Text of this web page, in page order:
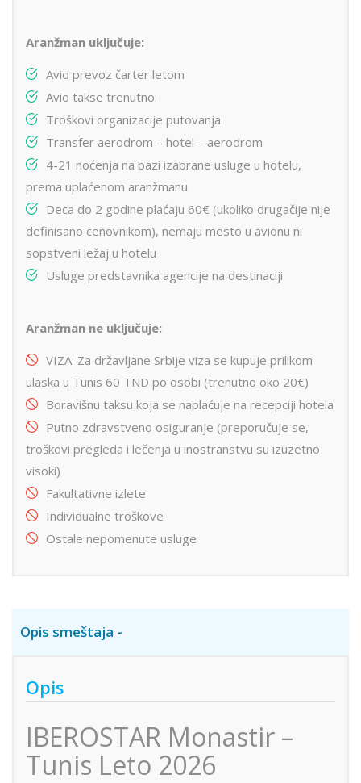
Aranžman uključuje:
Avio prevoz čarter letom
Avio takse trenutno:
Troškovi organizacije putovanja
Transfer aerodrom – hotel – aerodrom
4-21 noćenja na bazi izabrane usluge u hotelu,
prema uplaćenom aranžmanu
Deca do 2 godine plaćaju 60€ (ukoliko drugačije nije
definisano cenovnikom), nemaju mesto u avionu ni
sopstveni ležaj u hotelu
Usluge predstavnika agencije na destinaciji
Aranžman ne uključuje:
VIZA: Za državljane Srbije viza se kupuje prilikom
ulaska u Tunis 60 TND po osobi (trenutno oko 20€)
Boravišnu taksu koja se naplaćuje na recepciji hotela
Putno zdravstveno osiguranje (preporučuje se,
troškovi pregleda i lečenja u inostranstvu su izuzetno
visoki)
Fakultativne izlete
Individualne troškove
Ostale nepomenute usluge
Opis smeštaja
Opis
IBEROSTAR Monastir –
Tunis Leto 2026